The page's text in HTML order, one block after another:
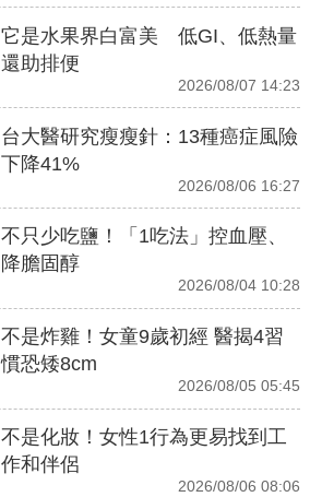
它是水果界白富美 低GI、低熱量
還助排便
2026/08/07 14:23
台大醫研究瘦瘦針：13種癌症風險
下降41%
2026/08/06 16:27
不只少吃鹽！「1吃法」控血壓、
降膽固醇
2026/08/04 10:28
不是炸雞！女童9歲初經 醫揭4習
慣恐矮8cm
2026/08/05 05:45
不是化妝！女性1行為更易找到工
作和伴侶
2026/08/06 08:06